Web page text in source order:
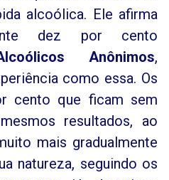
alcoólica. Ele afirma
dez por cento
Anônimos,
como essa. Os
cento que ficam sem
resultados, ao
mais gradualmente
natureza, seguindo os